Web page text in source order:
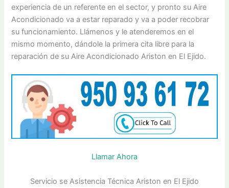
experiencia de un referente en el sector, y pronto su Aire
Acondicionado va a estar reparado y va a poder recobrar
su funcionamiento. Llámenos y le atenderemos en el
mismo momento, dándole la primera cita libre para la
reparación de su Aire Acondicionado Ariston en El Ejido.
Llamar Ahora
Servicio se Asistencia Técnica Ariston en El Ejido